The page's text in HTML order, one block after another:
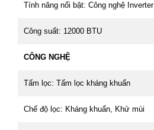
Tính năng nổi bật: Công nghệ Inverter
Công suất: 12000 BTU
CÔNG NGHỆ
Tấm lọc: Tấm lọc kháng khuẩn
Chế độ lọc: Kháng khuẩn, Khử mùi